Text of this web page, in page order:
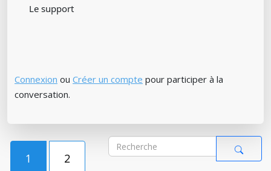
Le support
Connexion ou Créer un compte pour participer à la
conversation.
1 2